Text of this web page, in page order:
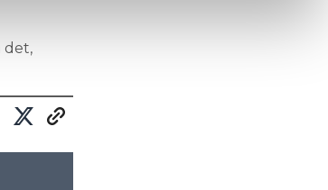
det,